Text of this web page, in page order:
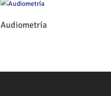
Leer Más
Audiometría